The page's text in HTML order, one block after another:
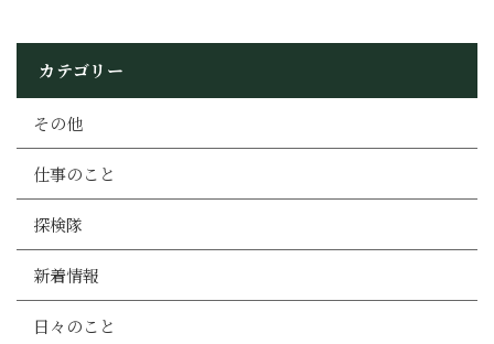
カテゴリー
その他
仕事のこと
探検隊
新着情報
日々のこと